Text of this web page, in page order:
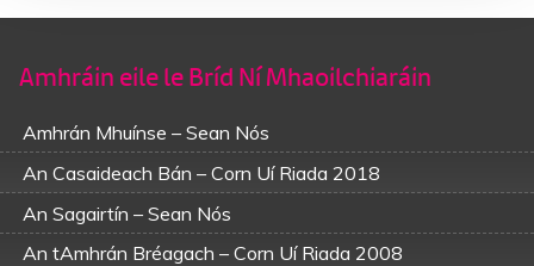
Amhráin eile le Bríd Ní Mhaoilchiaráin
Amhrán Mhuínse – Sean Nós
An Casaideach Bán – Corn Uí Riada 2018
An Sagairtín – Sean Nós
An tAmhrán Bréagach – Corn Uí Riada 2008